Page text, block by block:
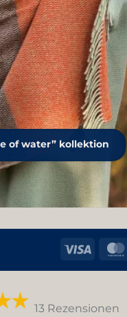
of water” kollektion
Visa
13 Rezensionen